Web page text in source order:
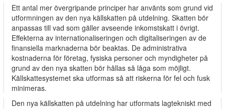
Ett antal mer övergripande principer har använts som grund vid
utformningen av den nya källskatten på utdelning. Skatten bör
anpassas till vad som gäller avseende inkomstskatt i övrigt.
Effekterna av internationaliseringen och digitaliseringen av de
finansiella marknaderna bör beaktas. De administrativa
kostnaderna för företag, fysiska personer och myndigheter på
grund av den nya skatten bör hållas så låga som möjligt.
Källskattesystemet ska utformas så att riskerna för fel och fusk
minimeras.
Den nya källskatten på utdelning har utformats lagtekniskt med